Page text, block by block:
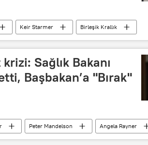
Keir Starmer
Birleşik Krallık
Politico
Sağlık Bakanı
Başbakan’a "Bırak"
Peter Mandelson
Angela Rayner